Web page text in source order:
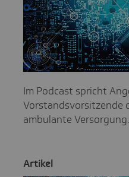
Im Podcast spricht
Vorstandsvorsitzende
ambulante Versorgung.
Artikel